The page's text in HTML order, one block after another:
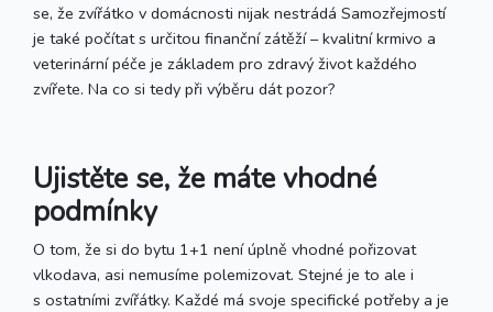
se, že zvířátko v domácnosti nijak nestrádá Samozřejmostí
je také počítat s určitou finanční zátěží – kvalitní krmivo a
veterinární péče je základem pro zdravý život každého
zvířete. Na co si tedy při výběru dát pozor?
Ujistěte se, že máte vhodné
podmínky
O tom, že si do bytu 1+1 není úplně vhodné pořizovat
vlkodava, asi nemusíme polemizovat. Stejné je to ale i
s ostatními zvířátky. Každé má svoje specifické potřeby a je